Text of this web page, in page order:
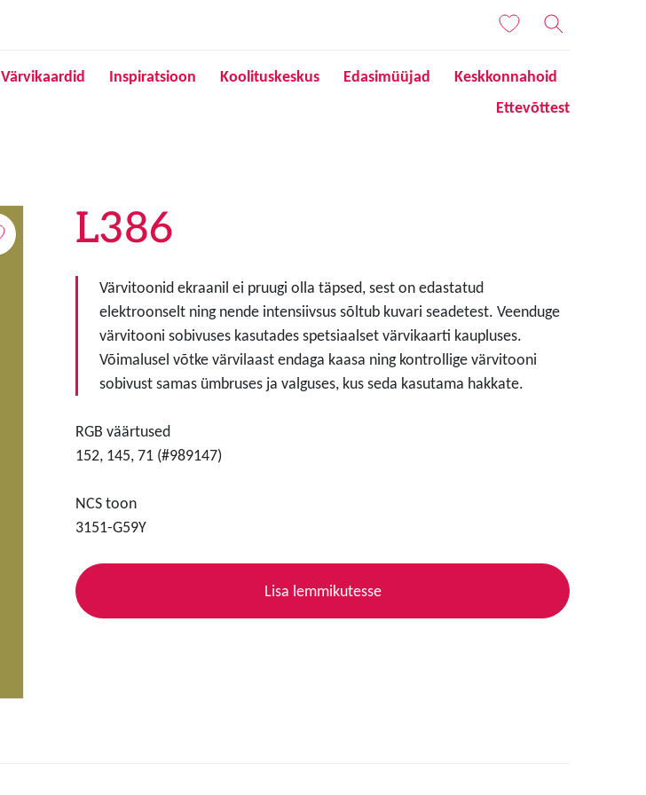
Värvikaardid Inspiratsioon Koolituskeskus Edasimüüjad
Keskkonnahoid
Ettevõttest
L386
Värvitoonid ekraanil ei pruugi olla täpsed, sest on edastatud
elektroonselt ning nende intensiivsus sõltub kuvari seadetest. Veenduge
värvitooni sobivuses kasutades spetsiaalset värvikaarti kaupluses.
Võimalusel võtke värvilaast endaga kaasa ning kontrollige värvitooni
sobivust samas ümbruses ja valguses, kus seda kasutama hakkate.
RGB väärtused
152, 145, 71 (#989147)
NCS toon
3151-G59Y
Lisa lemmikutesse